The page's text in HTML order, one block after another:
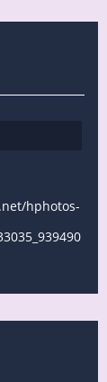
hphotos-